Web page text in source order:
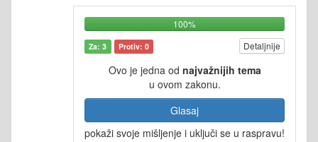
100%
Za: 3 Protiv: 0 Detaljnije
Ovo je jedna od najvažnijih tema
u ovom zakonu.
Glasaj
pokaži svoje mišljenje i uključi se u raspravu!